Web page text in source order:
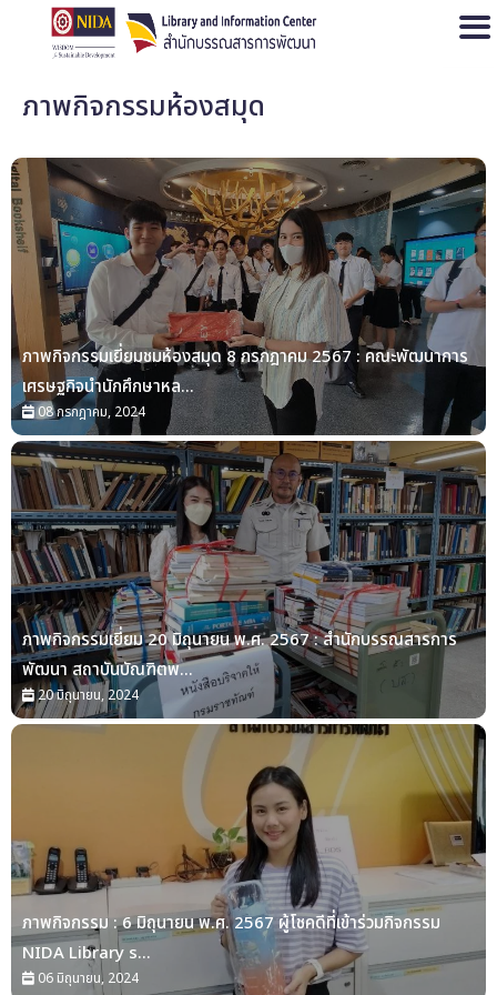
ภาพกิจกรรมห้องสมุด
ภาพกิจกรรมเยี่ยมชมห้องสมุด 8 กรกฎาคม 2567 : คณะพัฒนาการ
เศรษฐกิจนำนักศึกษาหล...
08 กรกฎาคม, 2024
ภาพกิจกรรมเยี่ยม 20 มิถุนายน พ.ศ. 2567 : สำนักบรรณสารการ
พัฒนา สถาบันบัณฑิตพ...
20 มิถุนายน, 2024
ภาพกิจกรรม : 6 มิถุนายน พ.ศ. 2567 ผู้โชคดีที่เข้าร่วมกิจกรรม
NIDA Library s...
06 มิถุนายน, 2024